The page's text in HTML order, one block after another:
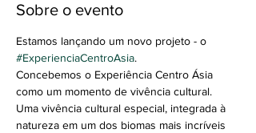
Sobre o evento
Estamos lançando um novo projeto - o
#ExperienciaCentroAsia.
Concebemos o Experiência Centro Ásia
como um momento de vivência cultural.
Uma vivência cultural especial, integrada à
natureza em um dos biomas mais incríveis